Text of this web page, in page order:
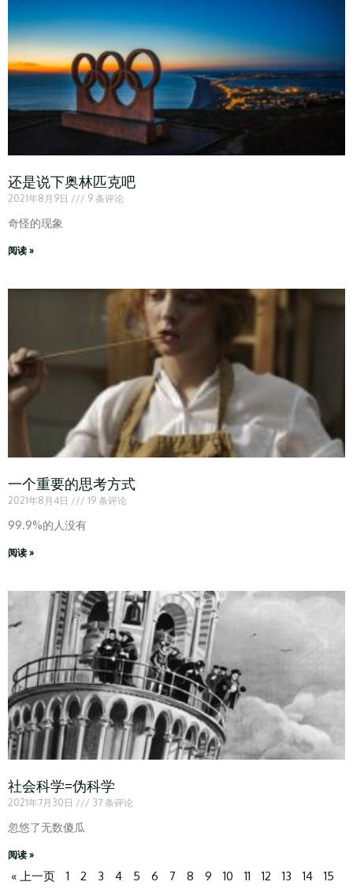
还是说下奥林匹克吧
2021年8月9日 9 条评论
奇怪的现象
阅读 »
一个重要的思考方式
2021年8月4日 19 条评论
99.9%的人没有
阅读 »
社会科学=伪科学
2021年7月30日 37 条评论
忽悠了无数傻瓜
阅读 »
« 上一页 1 2 3 4 5 6 7 8 9 10 11 12 13 14 15